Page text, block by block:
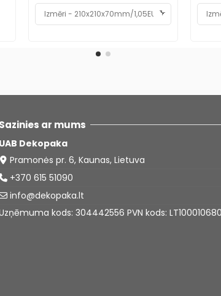
Sazinies ar mums
UAB Dekopaka
Pramonės pr. 6, Kaunas, Lietuva
+370 615 51090
info@dekopaka.lt
kods: 304442556 PVN kods: